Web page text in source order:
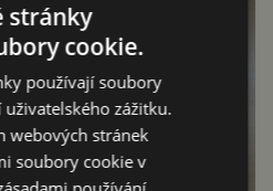
stránky
cookie.
používají soubory
zážitku.
webových stránek
soubory cookie v